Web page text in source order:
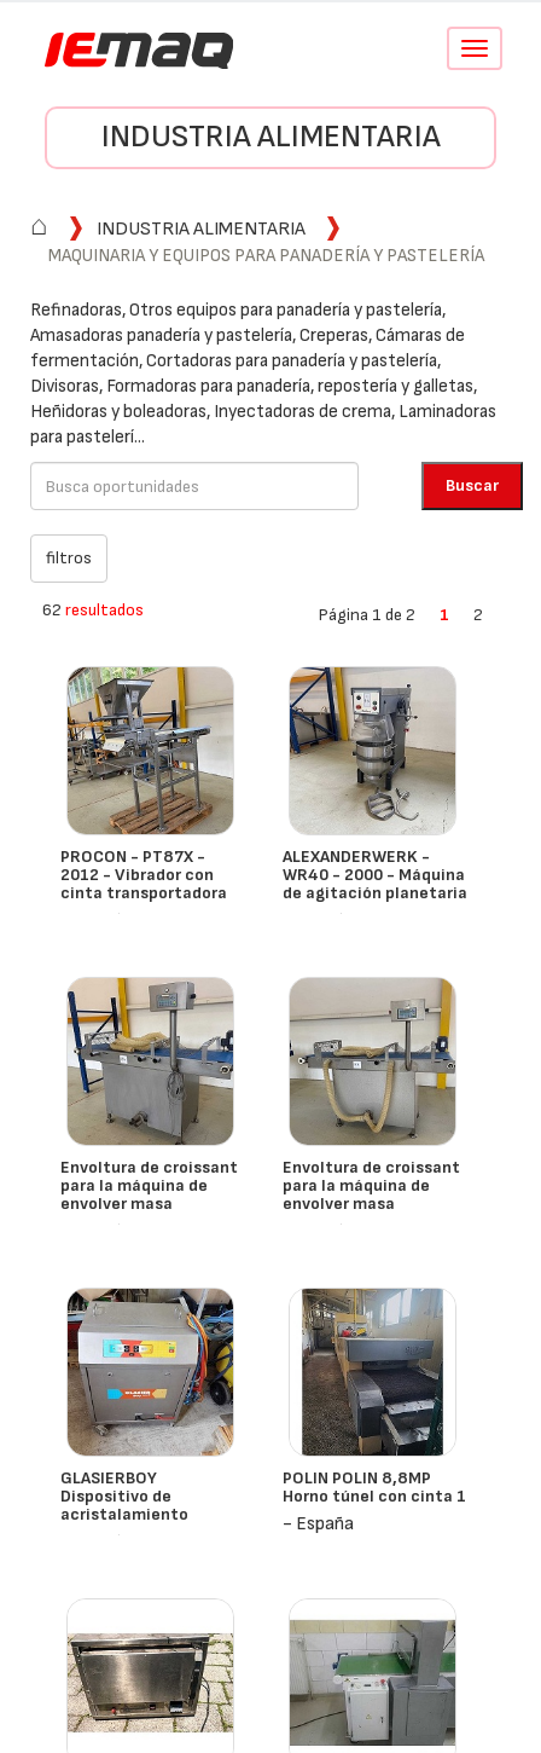
Conmutar
INDUSTRIA ALIMENTARIA
⌂
INDUSTRIA ALIMENTARIA
MAQUINARIA Y EQUIPOS PARA PANADERÍA Y PASTELERÍA
Refinadoras, Otros equipos para panadería y pastelería,
Amasadoras panadería y pastelería, Creperas, Cámaras de
fermentación, Cortadoras para panadería y pastelería,
Divisoras, Formadoras para panadería, repostería y galletas,
Heñidoras y boleadoras, Inyectadoras de crema, Laminadoras
para pastelerí...
62 resultados Página 1 de 2 1 2
PROCON - PT87X -
2012 - Vibrador con
cinta transportadora
- España
ALEXANDERWERK -
WR40 - 2000 - Máquina
de agitación planetaria
- España
Envoltura de croissant
para la máquina de
envolver masa
- España
Envoltura de croissant
para la máquina de
envolver masa
- España
GLASIERBOY
Dispositivo de
acristalamiento
- España
POLIN POLIN 8,8MP
Horno túnel con cinta 1
- España